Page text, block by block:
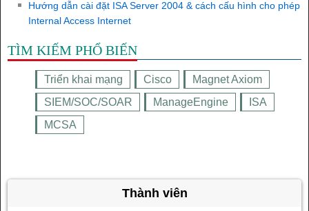
Hướng dẫn cài đặt ISA Server 2004 & cách cấu hình cho phép
Internal Access Internet
TÌM KIẾM PHỔ BIẾN
Triển khai mạng Cisco
Magnet Axiom
SIEM/SOC/SOAR
ManageEngine
ISA
MCSA
Thành viên